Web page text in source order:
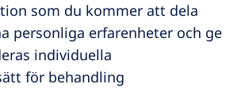
som du kommer att dela
personliga erfarenheter och ge
individuella
för behandling